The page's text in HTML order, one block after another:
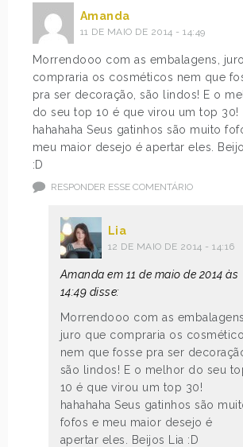
Amanda
11 DE MAIO DE 2014 - 14:49
Morrendooo com as embalagens,
compraria os cosméticos nem que
pra ser decoração, são lindos! E o
do seu top 10 é que virou um top 30!
hahahaha Seus gatinhos são muito
meu maior desejo é apertar eles.
:D
RESPONDER ESSE COMENTÁRIO
Lia
12 DE MAIO DE 2014 - 14:16
Amanda em 11 de maio de 2014 às
14:49 disse:
Morrendooo com as embalagens,
juro que compraria os
nem que fosse pra ser
são lindos! E o melhor do seu
10 é que virou um top 30!
hahahaha Seus gatinhos são
fofos e meu maior desejo é
apertar eles. Beijos Lia :D